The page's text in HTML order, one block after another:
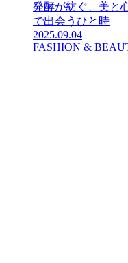
発酵が紡ぐ、美と
で出会うひと時
2025.09.04
FASHION &